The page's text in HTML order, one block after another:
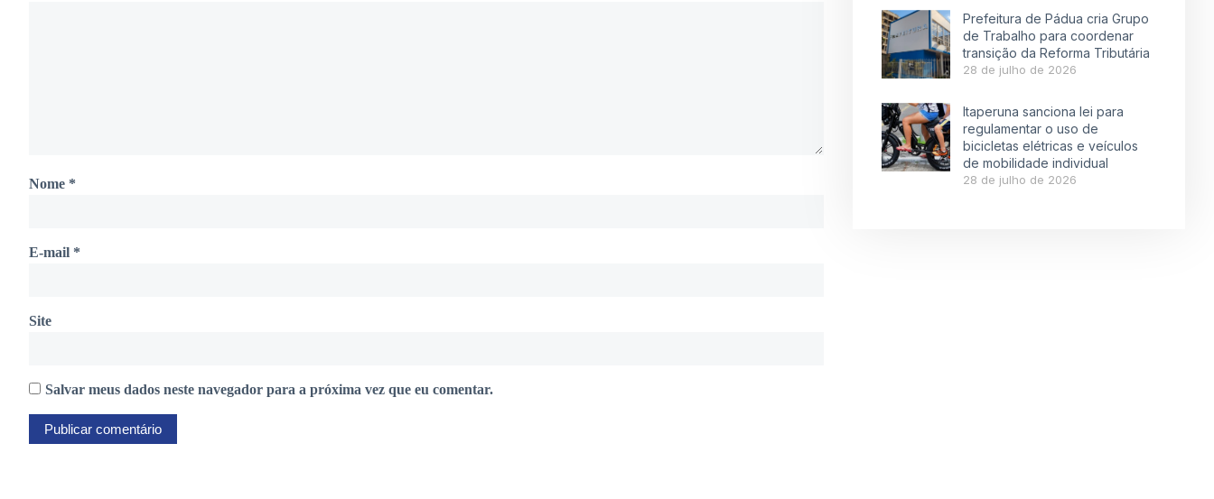
Nome *
E-mail *
Site
Salvar meus dados neste navegador para a próxima vez que eu comentar.
Prefeitura de Pádua cria Grupo
de Trabalho para coordenar
transição da Reforma Tributária
28 de julho de 2026
Itaperuna sanciona lei para
regulamentar o uso de
bicicletas elétricas e veículos
de mobilidade individual
28 de julho de 2026